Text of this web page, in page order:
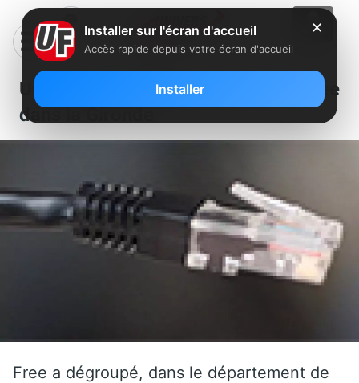
Un nouveau NRA dégroupé par Free
dans la Gironde
Free a dégroupé, dans le département de
✕
Installer sur l'écran d'accueil
Accès rapide depuis votre écran d'accueil
Installer